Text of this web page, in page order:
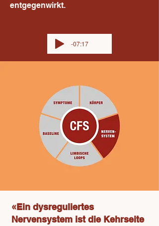
entgegenwirkt.
-07:17
«Ein dysreguliertes
Nervensystem ist die Kehrseite